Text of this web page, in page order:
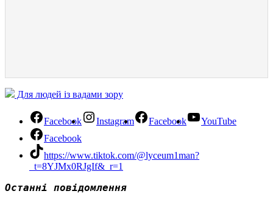
Для людей із вадами зору
Facebook Instagram Facebook
YouTube
Facebook
https://www.tiktok.com/@lyceum1man?
_t=8YJMx0RJgIf&_r=1
Останні повідомлення